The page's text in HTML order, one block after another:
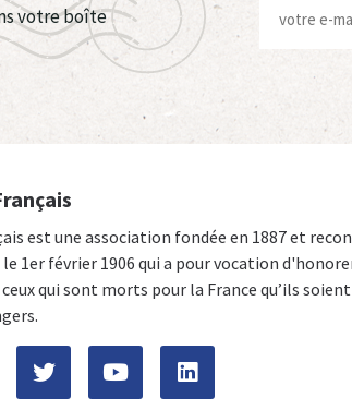
votre boîte
est une association fondée en 1887 et
1er février 1906 qui a pour vocation
qui sont morts pour la France qu’ils soient